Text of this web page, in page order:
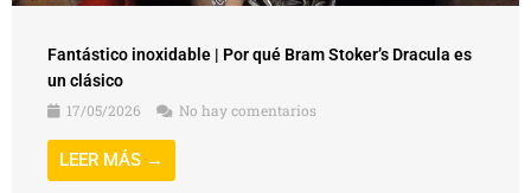
Fantástico inoxidable | Por qué Bram Stoker’s Dracula es
un clásico
17/05/2026
No hay comentarios
LEER MÁS →